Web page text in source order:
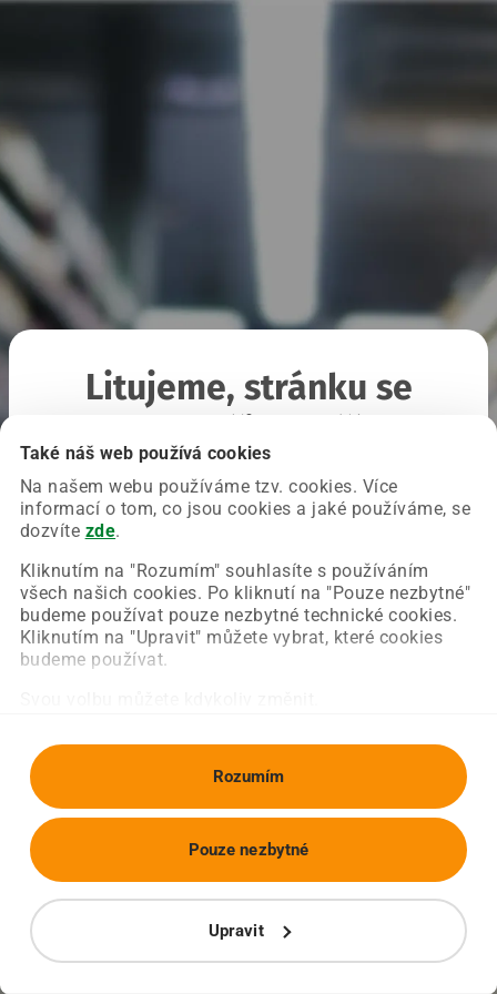
Také náš web používá cookies
Na našem webu používáme tzv. cookies. Více
informací o tom, co jsou cookies a jaké používáme, se
dozvíte zde.
Kliknutím na "Rozumím" souhlasíte s používáním
všech našich cookies. Po kliknutí na "Pouze nezbytné"
budeme používat pouze nezbytné technické cookies.
Kliknutím na "Upravit" můžete vybrat, které cookies
budeme používat.
Rozumím
Upravit
Pouze nezbytné
Litujeme, stránku se
Chyba nastala na naší straně a už ji opravujeme.
Zkuste prosím znovu načíst požadovanou stránku.
Obnovit stránku Úvodní strana